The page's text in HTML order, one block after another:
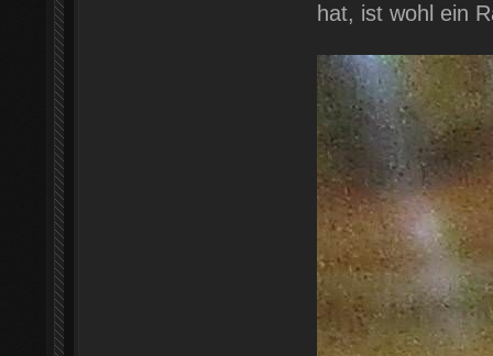
hat, ist wohl ein